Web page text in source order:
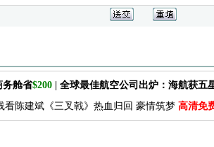
务舱省$200 | 全球最佳航空公司出炉：海航获五
看陈建斌《三叉戟》热血归回 豪情筑梦 高清免